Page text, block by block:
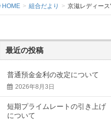
HOME 組合だより 京滋レディー
最近の投稿
普通預金金利の改定について
2026年8月3日
短期プライムレートの引き上げ
について